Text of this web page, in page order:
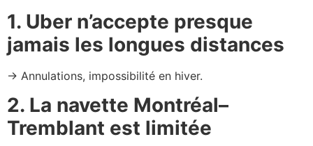
1. Uber n’accepte presque
jamais les longues distances
→ Annulations, impossibilité en hiver.
2. La navette Montréal–
Tremblant est limitée